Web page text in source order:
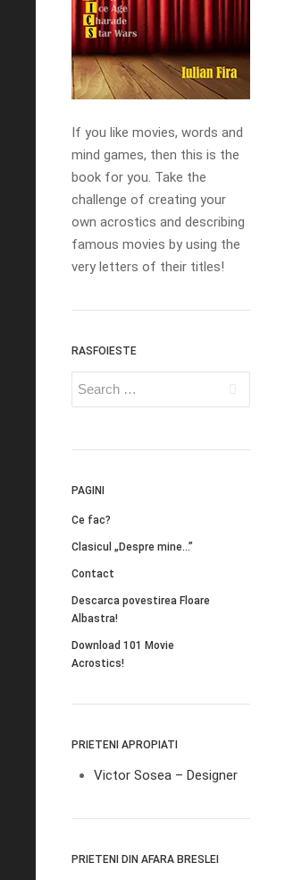
If you like movies, words and
mind games, then this is the
book for you. Take the
challenge of creating your
own acrostics and describing
famous movies by using the
very letters of their titles!
RASFOIESTE
PAGINI
Ce fac?
Clasicul „Despre mine…”
Contact
Descarca povestirea Floare
Albastra!
Download 101 Movie
Acrostics!
PRIETENI APROPIATI
Victor Sosea – Designer
PRIETENI DIN AFARA BRESLEI